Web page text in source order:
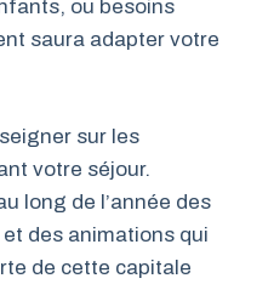
ou besoins
saura adapter votre
sur les
votre séjour.
long de l’année des
des animations qui
de cette capitale